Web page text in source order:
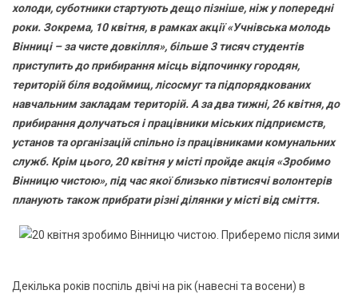
холоди, суботники стартують дещо пізніше, ніж у попередні
роки. Зокрема, 10 квітня, в рамках акції «Учнівська молодь
Вінниці – за чисте довкілля», більше 3 тисяч студентів
приступить до прибирання місць відпочинку городян,
територій біля водоймищ, лісосмуг та підпорядкованих
навчальним закладам територій. А за два тижні, 26 квітня, до
прибирання долучаться і працівники міських підприємств,
установ та організацій спільно із працівниками комунальних
служб. Крім цього, 20 квітня у місті пройде акція «Зробимо
Вінницю чистою», під час якої близько півтисячі волонтерів
планують також прибрати різні ділянки у місті від сміття.
Декілька років поспіль двічі на рік (навесні та восени) в